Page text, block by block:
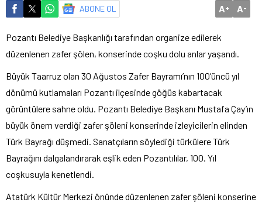
ABONE OL A+ A-
Pozantı Belediye Başkanlığı tarafından organize edilerek
düzenlenen zafer şölen, konserinde coşku dolu anlar yaşandı.
Büyük Taarruz olan 30 Ağustos Zafer Bayramı’nın 100’üncü yıl
dönümü kutlamaları Pozantı ilçesinde göğüs kabartacak
görüntülere sahne oldu. Pozantı Belediye Başkanı Mustafa Çay’ın
büyük önem verdiği zafer şöleni konserinde izleyicilerin elinden
Türk Bayrağı düşmedi. Sanatçıların söylediği türkülere Türk
Bayrağını dalgalandırarak eşlik eden Pozantılılar, 100. Yıl
coşkusuyla kenetlendi.
Atatürk Kültür Merkezi önünde düzenlenen zafer şöleni konserine